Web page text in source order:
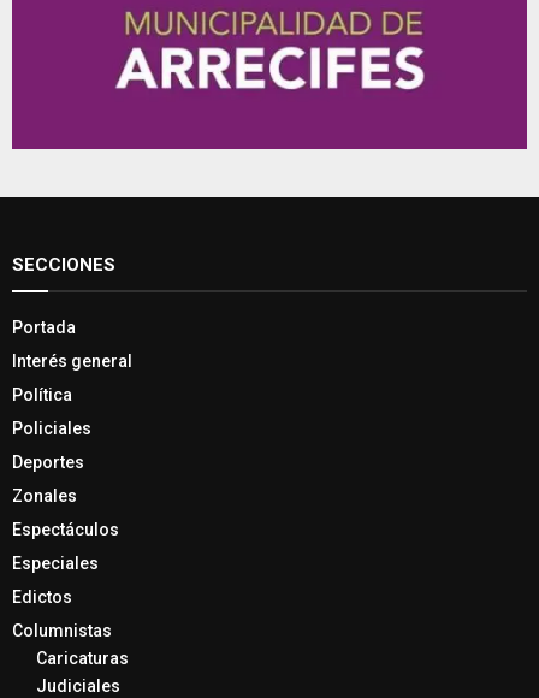
SECCIONES
Portada
Interés general
Política
Policiales
Deportes
Zonales
Espectáculos
Especiales
Edictos
Columnistas
Caricaturas
Judiciales